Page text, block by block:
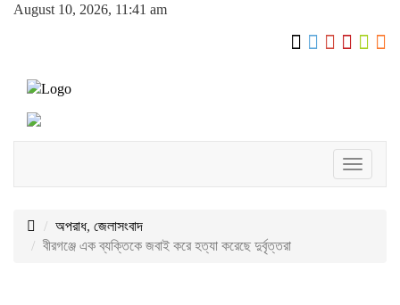
August 10, 2026, 11:41 am
Toggle
অপরাধ, জেলাসংবাদ
বীরগঞ্জে এক ব্যক্তিকে জবাই করে হত্যা করেছে দুর্বৃত্তরা